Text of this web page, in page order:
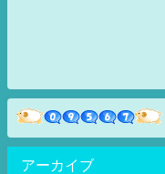
アーカイブ